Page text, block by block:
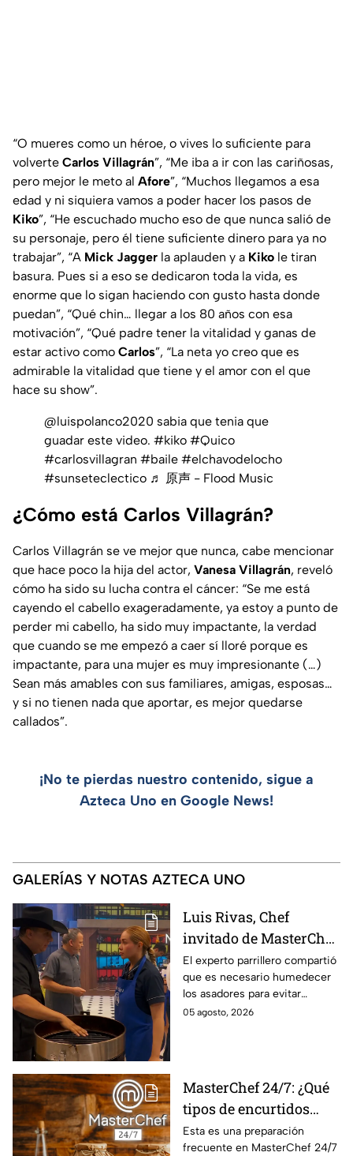
“O mueres como un héroe, o vives lo suficiente para
volverte Carlos Villagrán”, “Me iba a ir con las cariñosas,
pero mejor le meto al Afore”, “Muchos llegamos a esa
edad y ni siquiera vamos a poder hacer los pasos de
Kiko”, “He escuchado mucho eso de que nunca salió de
su personaje, pero él tiene suficiente dinero para ya no
trabajar”, “A Mick Jagger la aplauden y a Kiko le tiran
basura. Pues si a eso se dedicaron toda la vida, es
enorme que lo sigan haciendo con gusto hasta donde
puedan”, “Qué chin… llegar a los 80 años con esa
motivación”, “Qué padre tener la vitalidad y ganas de
estar activo como Carlos”, “La neta yo creo que es
admirable la vitalidad que tiene y el amor con el que
hace su show”.
@luispolanco2020 sabia que tenia que
guadar este video. #kiko #Quico
#carlosvillagran #baile #elchavodelocho
#sunseteclectico ♬ 原声 - Flood Music
¿Cómo está Carlos Villagrán?
Carlos Villagrán se ve mejor que nunca, cabe mencionar
que hace poco la hija del actor, Vanesa Villagrán, reveló
cómo ha sido su lucha contra el cáncer: “Se me está
cayendo el cabello exageradamente, ya estoy a punto de
perder mi cabello, ha sido muy impactante, la verdad
que cuando se me empezó a caer sí lloré porque es
impactante, para una mujer es muy impresionante (…)
Sean más amables con sus familiares, amigas, esposas…
y si no tienen nada que aportar, es mejor quedarse
callados”.
¡No te pierdas nuestro contenido, sigue a
Azteca Uno en Google News!
GALERÍAS Y NOTAS AZTECA UNO
Luis Rivas, Chef
invitado de MasterChef
24/7 destaca la
importancia del agua
para la preparación de
cualquier asado
El experto parrillero compartió
que es necesario humedecer
los asadores para evitar
accidentes
05 agosto, 2026
MasterChef 24/7: ¿Qué
tipos de encurtidos
hay?
Esta es una preparación
frecuente en MasterChef 24/7